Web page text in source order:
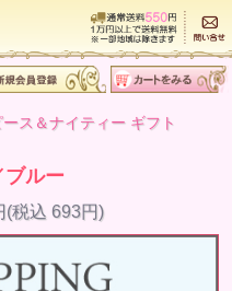
ース＆ナイティー ギフト
ルー
(税込 693円)